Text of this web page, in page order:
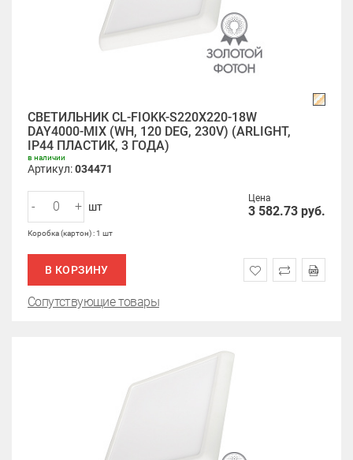
СВЕТИЛЬНИК CL-FIOKK-S220X220-18W
DAY4000-MIX (WH, 120 DEG, 230V) (ARLIGHT,
IP44 ПЛАСТИК, 3 ГОДА)
в наличии
Артикул:034471
Цена
3 582.73 руб.
- + шт
Коробка (картон) : 1 шт
В КОРЗИНУ
Сопутствующие товары